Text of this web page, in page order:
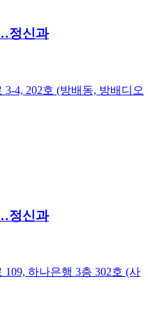
정신과
4, 202호 (방배동, 방배디오
정신과
하나은행 3층 302호 (사